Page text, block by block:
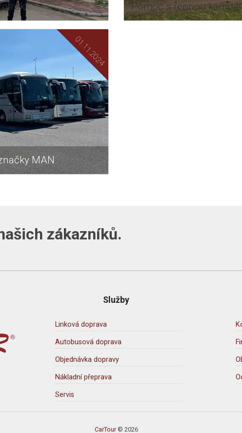
Pomoc s řepnou
MAN
zákazníků.
Služby
Linková doprava
Autobusová doprava
Objednávka dopravy
Nákladní přeprava
Servis
CarTour© 2026